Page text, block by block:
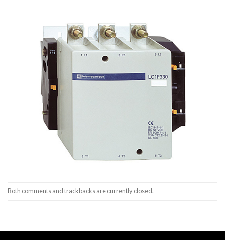
Both comments and trackbacks are currently closed.